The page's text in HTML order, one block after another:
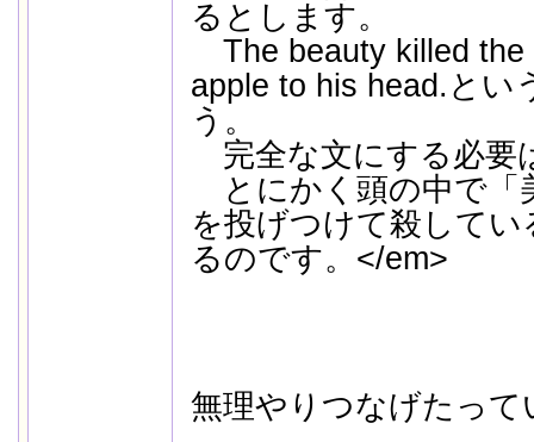
るとします。
The beauty killed the
apple to his head.とい
う。
完全な文にする必要
とにかく頭の中で「
を投げつけて殺して
るのです。</em>
無理やりつなげたって